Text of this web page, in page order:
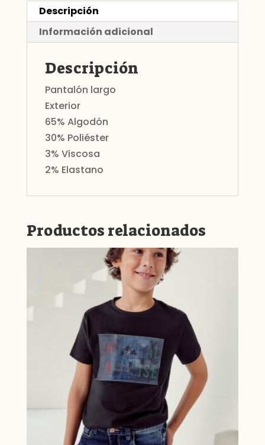
para
chico
cantidad
Descripción
Información adicional
Descripción
Pantalón largo
Exterior
65% Algodón
30% Poliéster
3% Viscosa
2% Elastano
Productos relacionados